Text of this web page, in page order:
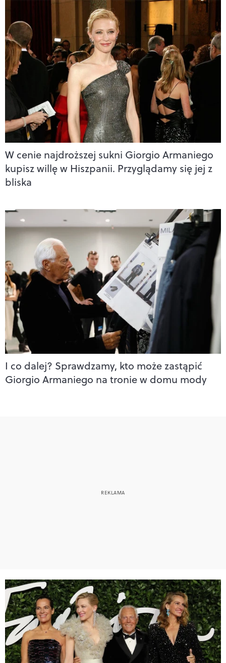
W cenie najdroższej sukni Giorgio Armaniego
kupisz willę w Hiszpanii. Przyglądamy się jej z
bliska
I co dalej? Sprawdzamy, kto może zastąpić
Giorgio Armaniego na tronie w domu mody